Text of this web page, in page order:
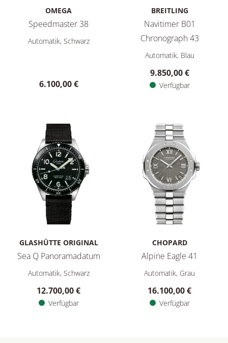
OMEGA
Speedmaster 38
Omega Speedmaster 38, Ref:
Automatik, Schwarz
6.100,00 €
BREITLING
Navitimer B01
Chronograph 43
Breitling
Automatik, Blau
9.850,00 €
Verfügbar
GLASHÜTTE ORIGINAL
Sea Q Panoramadatum
Glashütte Original Sea Q Panoramadatum ,
Automatik, Schwarz
12.700,00 €
Verfügbar
CHOPARD
Alpine Eagle 41
Chopard Alpine
Automatik, Grau
16.100,00 €
Verfügbar